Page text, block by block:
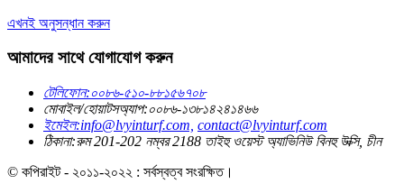
এখনই অনুসন্ধান করুন
আমাদের সাথে যোগাযোগ করুন
টেলিফোন:০০৮৬-৫১০-৮৮১৫৬৭০৮
মোবাইল/হোয়াটসঅ্যাপ:০০৮৬-১৩৮১৪২৪১৪৬৬
ইমেইল:info@lvyinturf.com, contact@lvyinturf.com
ঠিকানা:রুম 201-202 নম্বর 2188 তাইহু ওয়েস্ট অ্যাভিনিউ বিনহু উক্সি, চীন
© কপিরাইট - ২০১১-২০২২ : সর্বস্বত্ব সংরক্ষিত।